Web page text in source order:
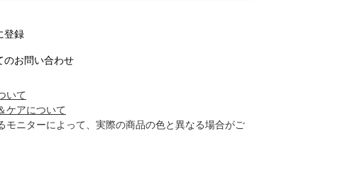
登録
のお問い合わせ
いて
ケアについて
モニターによって、実際の商品の色と異なる場合がご